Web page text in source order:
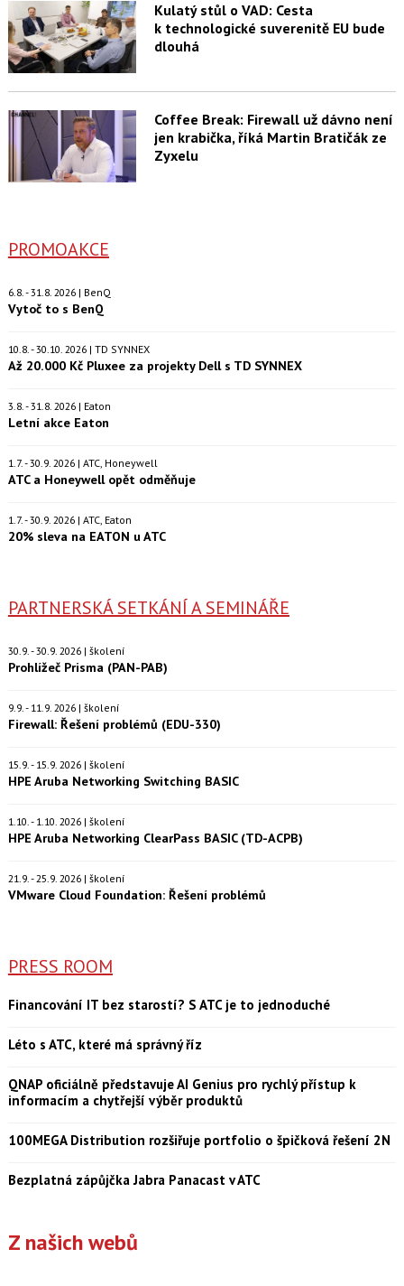
Kulatý stůl o VAD: Cesta
k technologické suverenitě EU bude
dlouhá
Coffee Break: Firewall už dávno není
jen krabička, říká Martin Bratičák ze
Zyxelu
PROMOAKCE
6.8. - 31.8. 2026 | BenQ
Vytoč to s BenQ
10.8. - 30.10. 2026 | TD SYNNEX
Až 20.000 Kč Pluxee za projekty Dell s TD SYNNEX
3.8. - 31.8. 2026 | Eaton
Letní akce Eaton
1.7. - 30.9. 2026 | ATC, Honeywell
ATC a Honeywell opět odměňuje
1.7. - 30.9. 2026 | ATC, Eaton
20% sleva na EATON u ATC
PARTNERSKÁ SETKÁNÍ A SEMINÁŘE
30.9. - 30.9. 2026 | školení
Prohlížeč Prisma (PAN-PAB)
9.9. - 11.9. 2026 | školení
Firewall: Řešení problémů (EDU-330)
15.9. - 15.9. 2026 | školení
HPE Aruba Networking Switching BASIC
1.10. - 1.10. 2026 | školení
HPE Aruba Networking ClearPass BASIC (TD-ACPB)
21.9. - 25.9. 2026 | školení
VMware Cloud Foundation: Řešení problémů
PRESS ROOM
Financování IT bez starostí? S ATC je to jednoduché
Léto s ATC, které má správný říz
QNAP oficiálně představuje AI Genius pro rychlý přístup k
informacím a chytřejší výběr produktů
100MEGA Distribution rozšiřuje portfolio o špičková řešení 2N
Bezplatná zápůjčka Jabra Panacast v ATC
Z našich webů